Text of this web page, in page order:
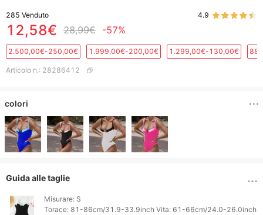
285 Venduto 4.9
12,58€ 28,99€ -57%
2.500,00€-250,00€ 1.999,00€-200,00€ 1.299,00€-130,00€
Articolo n.: 28286412
colori
Guida alle taglie
Misurare: S
Torace: 81-86cm/31.9-33.9inch Vita: 61-66cm/24.0-26.0inch